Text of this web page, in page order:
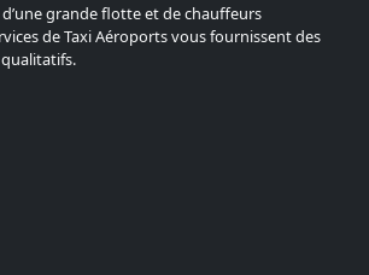
grande flotte et de chauffeurs
de Taxi Aéroports vous fournissent des